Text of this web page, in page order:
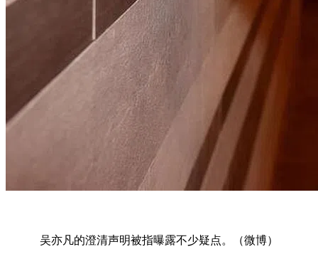
吴亦凡的澄清声明被指曝露不少疑点。（微博）